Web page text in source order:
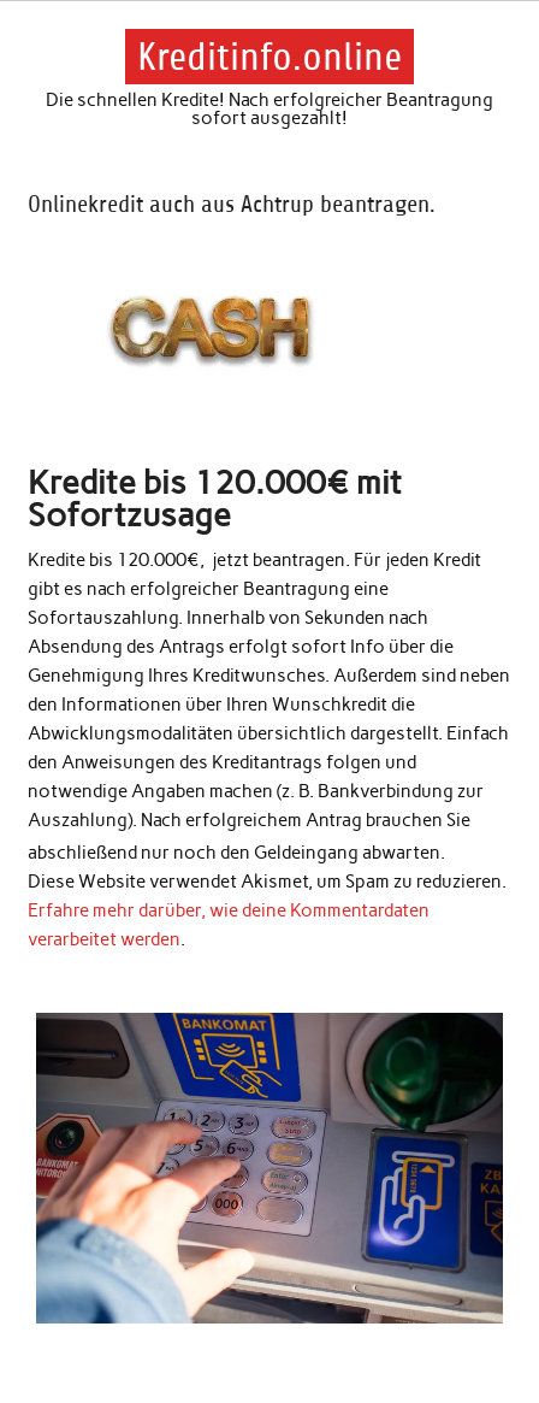
Skip
Kreditinfo.online
Die schnellen Kredite! Nach erfolgreicher Beantragung
sofort ausgezahlt!
Onlinekredit auch aus Achtrup beantragen.
Kredite bis 120.000€ mit
Sofortzusage
Kredite bis 120.000€, jetzt beantragen. Für jeden Kredit
gibt es nach erfolgreicher Beantragung eine
Sofortauszahlung. Innerhalb von Sekunden nach
Absendung des Antrags erfolgt sofort Info über die
Genehmigung Ihres Kreditwunsches. Außerdem sind neben
den Informationen über Ihren Wunschkredit die
Abwicklungsmodalitäten übersichtlich dargestellt. Einfach
den Anweisungen des Kreditantrags folgen und
notwendige Angaben machen (z. B. Bankverbindung zur
Auszahlung). Nach erfolgreichem Antrag brauchen Sie
abschließend nur noch den Geldeingang abwarten.
Diese Website verwendet Akismet, um Spam zu reduzieren.
Erfahre mehr darüber, wie deine Kommentardaten
verarbeitet werden.